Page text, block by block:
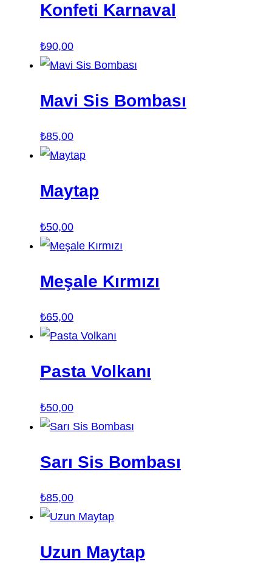
Konfeti Karnaval
₺90,00
Mavi Sis Bombası
₺85,00
Maytap
₺50,00
Meşale Kırmızı
₺65,00
Pasta Volkanı
₺50,00
Sarı Sis Bombası
₺85,00
Uzun Maytap